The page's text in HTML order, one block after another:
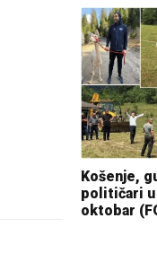
Košenje,
političari u
oktobar